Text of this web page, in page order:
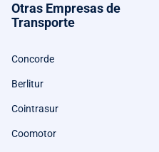
Otras Empresas de
Transporte
Concorde
Berlitur
Cointrasur
Coomotor